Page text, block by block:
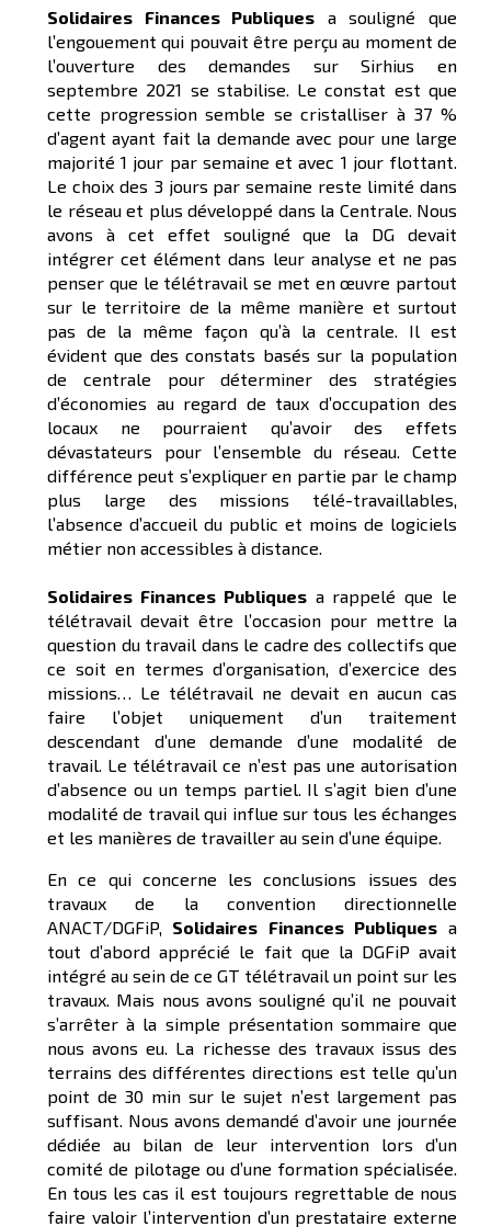
Solidaires Finances Publiques a souligné que
l’engouement qui pouvait être perçu au moment de
l’ouverture des demandes sur Sirhius en
septembre 2021 se stabilise. Le constat est que
cette progression semble se cristalliser à 37 %
d’agent ayant fait la demande avec pour une large
majorité 1 jour par semaine et avec 1 jour flottant.
Le choix des 3 jours par semaine reste limité dans
le réseau et plus développé dans la Centrale. Nous
avons à cet effet souligné que la DG devait
intégrer cet élément dans leur analyse et ne pas
penser que le télétravail se met en œuvre partout
sur le territoire de la même manière et surtout
pas de la même façon qu’à la centrale. Il est
évident que des constats basés sur la population
de centrale pour déterminer des stratégies
d’économies au regard de taux d’occupation des
locaux ne pourraient qu’avoir des effets
dévastateurs pour l’ensemble du réseau. Cette
différence peut s’expliquer en partie par le champ
plus large des missions télé-travaillables,
l’absence d’accueil du public et moins de logiciels
métier non accessibles à distance.
Solidaires Finances Publiquesa rappelé que le
télétravail devait être l’occasion pour mettre la
question du travail dans le cadre des collectifs que
ce soit en termes d’organisation, d’exercice des
missions… Le télétravail ne devait en aucun cas
faire l’objet uniquement d’un traitement
descendant d’une demande d’une modalité de
travail. Le télétravail ce n’est pas une autorisation
d’absence ou un temps partiel. Il s’agit bien d’une
modalité de travail qui influe sur tous les échanges
et les manières de travailler au sein d’une équipe.
En ce qui concerne les conclusions issues des
travaux de la convention directionnelle
ANACT/DGFiP, Solidaires Finances Publiquesa
tout d’abord apprécié le fait que la DGFiP avait
intégré au sein de ce GT télétravail un point sur les
travaux. Mais nous avons souligné qu’il ne pouvait
s’arrêter à la simple présentation sommaire que
nous avons eu. La richesse des travaux issus des
terrains des différentes directions est telle qu’un
point de 30 min sur le sujet n’est largement pas
suffisant. Nous avons demandé d’avoir une journée
dédiée au bilan de leur intervention lors d’un
comité de pilotage ou d’une formation spécialisée.
En tous les cas il est toujours regrettable de nous
faire valoir l’intervention d’un prestataire externe